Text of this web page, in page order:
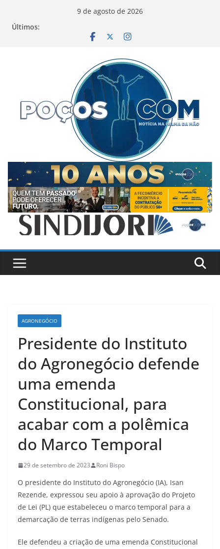
9 de agosto de 2026
Últimos:
AGRONEGÓCIO
Presidente do Instituto
do Agronegócio defende
uma emenda
Constitucional, para
acabar com a polêmica
do Marco Temporal
29 de setembro de 2023 Roni Bispo
O presidente do Instituto do Agronegócio (IA), Isan
Rezende, expressou seu apoio à aprovação do Projeto
de Lei (PL) que estabeleceu o marco temporal para a
demarcação de terras indígenas pelo Senado.
Ele defendeu a criação de uma emenda Constitucional